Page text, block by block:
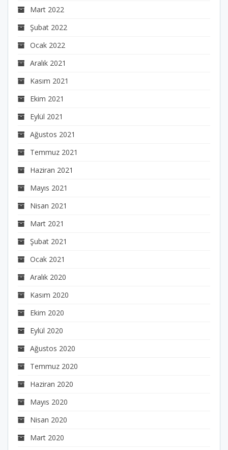
Mart 2022
Şubat 2022
Ocak 2022
Aralık 2021
Kasım 2021
Ekim 2021
Eylül 2021
Ağustos 2021
Temmuz 2021
Haziran 2021
Mayıs 2021
Nisan 2021
Mart 2021
Şubat 2021
Ocak 2021
Aralık 2020
Kasım 2020
Ekim 2020
Eylül 2020
Ağustos 2020
Temmuz 2020
Haziran 2020
Mayıs 2020
Nisan 2020
Mart 2020